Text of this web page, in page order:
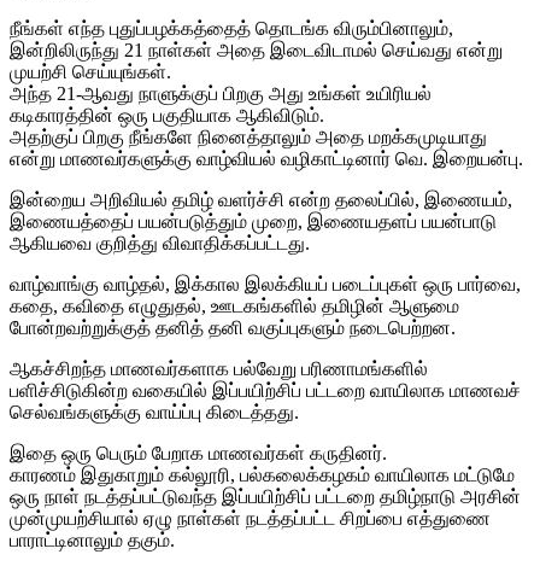
நீங்கள் எந்த புதுப்பழக்கத்தைத் தொடங்க விரும்பினாலும்,
இன்றிலிருந்து 21 நாள்கள் அதை இடைவிடாமல் செய்வது என்று
முயற்சி செய்யுங்கள்.
அந்த 21-ஆவது நாளுக்குப் பிறகு அது உங்கள் உயிரியல்
கடிகாரத்தின் ஒரு பகுதியாக ஆகிவிடும்.
அதற்குப் பிறகு நீங்களே நினைத்தாலும் அதை மறக்கமுடியாது
என்று மாணவர்களுக்கு வாழ்வியல் வழிகாட்டினார் வெ. இறையன்பு.
இன்றைய அறிவியல் தமிழ் வளர்ச்சி என்ற தலைப்பில், இணையம்,
இணையத்தைப் பயன்படுத்தும் முறை, இணையதளப் பயன்பாடு
ஆகியவை குறித்து விவாதிக்கப்பட்டது.
வாழ்வாங்கு வாழ்தல், இக்கால இலக்கியப் படைப்புகள் ஒரு பார்வை,
கதை, கவிதை எழுதுதல், ஊடகங்களில் தமிழின் ஆளுமை
போன்றவற்றுக்குத் தனித் தனி வகுப்புகளும் நடைபெற்றன.
ஆகச்சிறந்த மாணவர்களாக பல்வேறு பரிணாமங்களில்
பளிச்சிடுகின்ற வகையில் இப்பயிற்சிப் பட்டறை வாயிலாக மாணவச்
செல்வங்களுக்கு வாய்ப்பு கிடைத்தது.
இதை ஒரு பெரும் பேறாக மாணவர்கள் கருதினர்.
காரணம் இதுகாறும் கல்லூரி, பல்கலைக்கழகம் வாயிலாக மட்டுமே
ஒரு நாள் நடத்தப்பட்டுவந்த இப்பயிற்சிப் பட்டறை தமிழ்நாடு அரசின்
முன்முயற்சியால் ஏழு நாள்கள் நடத்தப்பட்ட சிறப்பை எத்துணை
பாராட்டினாலும் தகும்.